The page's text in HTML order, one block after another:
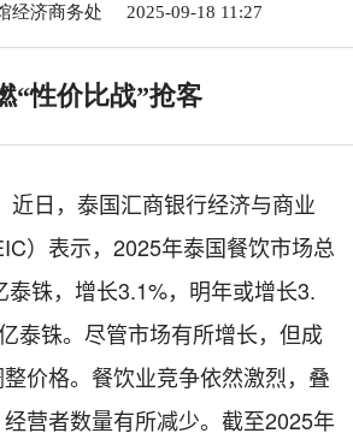
经济商务处 2025-09-18 11:27
“性价比战”抢客
近日，泰国汇商银行经济与商业
）表示，2025年泰国餐饮市场总
铢，增长3.1%，明年或增长3.
泰铢。尽管市场有所增长，但成
价格。餐饮业竞争依然激烈，叠
营者数量有所减少。截至2025年